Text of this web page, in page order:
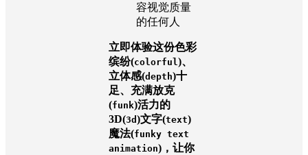
容视觉质量
的任何人
立即体验这份色彩
缤纷(colorful)、
立体感(depth)十
足、充满放克
(funk)活力的
3D(3d )文字(text)
魔法(funky text
animation)，让你